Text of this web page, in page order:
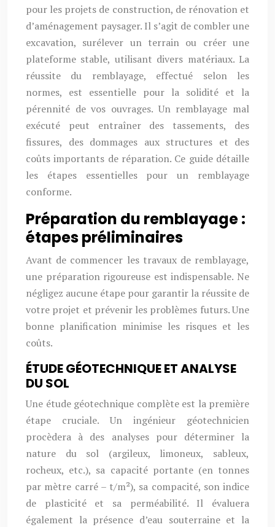
pour les projets de construction, de rénovation et
d’aménagement paysager. Il s’agit de combler une
excavation, surélever un terrain ou créer une
plateforme stable, utilisant divers matériaux. La
réussite du remblayage, effectué selon les
normes, est essentielle pour la solidité et la
pérennité de vos ouvrages. Un remblayage mal
exécuté peut entraîner des tassements, des
fissures, des dommages aux structures et des
coûts importants de réparation. Ce guide détaille
les étapes essentielles pour un remblayage
conforme.
Préparation du remblayage :
étapes préliminaires
Avant de commencer les travaux de remblayage,
une préparation rigoureuse est indispensable. Ne
négligez aucune étape pour garantir la réussite de
votre projet et prévenir les problèmes futurs. Une
bonne planification minimise les risques et les
coûts.
ÉTUDE GÉOTECHNIQUE ET ANALYSE
DU SOL
Une étude géotechnique complète est la première
étape cruciale. Un ingénieur géotechnicien
procèdera à des analyses pour déterminer la
nature du sol (argileux, limoneux, sableux,
rocheux, etc.), sa capacité portante (en tonnes
par mètre carré – t/m²), sa compacité, son indice
de plasticité et sa perméabilité. Il évaluera
également la présence d’eau souterraine et la